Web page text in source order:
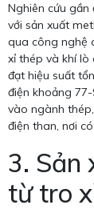
Nghiên cứu
với sản xuất
qua công nghệ
xỉ thép và khí lò
đạt hiệu suất
điện khoảng
vào ngành
điện than, nơi
3. Sản
từ tro